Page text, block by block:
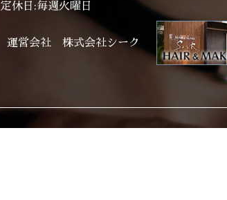
定休日:毎週火曜日
運営会社 株式会社シーク